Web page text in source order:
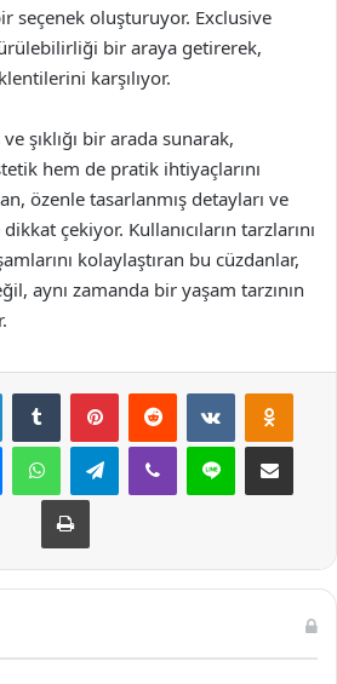
seçenek oluşturuyor. Exclusive
bir araya getirerek,
karşılıyor.
şıklığı bir arada sunarak,
hem de pratik ihtiyaçlarını
özenle tasarlanmış detayları ve
çekiyor. Kullanıcıların tarzlarını
kolaylaştıran bu cüzdanlar,
aynı zamanda bir yaşam tarzının
LinkedInTumblr PinterestReddit VKontakte
MessengerWhatsAppTelegramViber Line E-Posta ile
Yazdır